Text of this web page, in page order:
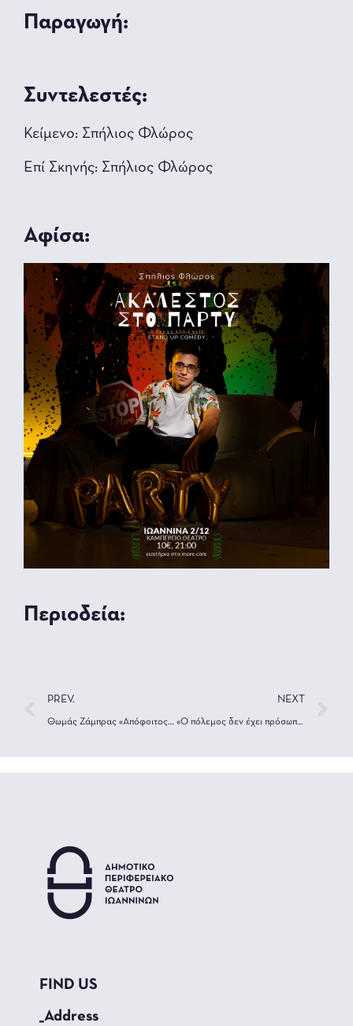
Παραγωγή:
Συντελεστές:
Κείμενο: Σπήλιος Φλώρος
Επί Σκηνής: Σπήλιος Φλώρος
Αφίσα:
Περιοδεία:
PREV.
Θωμάς Ζάμπρας «Απόφοιτος Λυκείου»
NEXT
«Ο πόλεμος δεν έχει πρόσωπο γυναίκας» στο ΔΗ.ΠΕ.ΘΕ. Ιωαννίνων
FIND US
_Address